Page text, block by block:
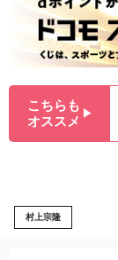
こちらも
オススメ ▶︎
村上宗隆